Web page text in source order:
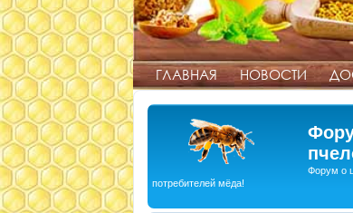
ГЛАВНАЯ НОВОСТИ
Форум о
потребителей мёда!